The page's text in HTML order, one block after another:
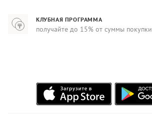
КЛУБНАЯ ПРОГРАММА
получайте до 15% от суммы покупки